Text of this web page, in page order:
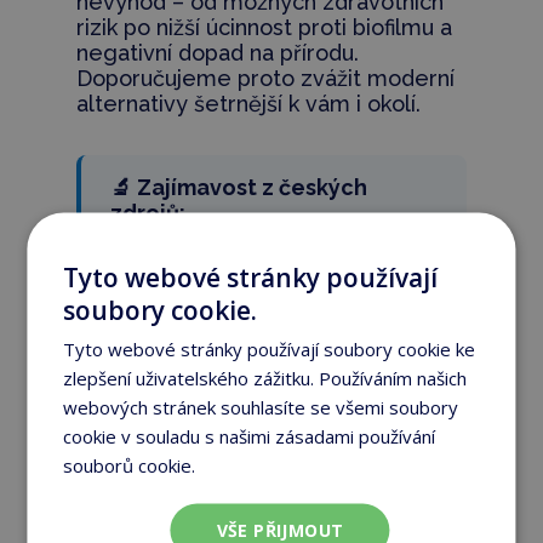
rizik po nižší úcinnost proti biofilmu a
negativní dopad na přírodu.
Doporučujeme proto zvážit moderní
alternativy šetrnější k vám i okolí.
🔬 Zajímavost z českých
zdrojů:
Opakovaná expozice
chlorovaným bazénům může
mít výrazné dopady na zdraví,
obzvlášť u dětí a vrcholových
plavců. České výzkumy a
články poukazují na
častější
výskyt astmatu, zánětů
dýchacích cest či alergiíu lidí,
kteří tráví více času v
bazénovém prostředí.
Tyto webové stránky používají
soubory cookie.
Tyto webové stránky používají soubory cookie ke
zlepšení uživatelského zážitku. Používáním našich
webových stránek souhlasíte se všemi soubory
cookie v souladu s našimi zásadami používání
souborů cookie.
VŠE PŘIJMOUT